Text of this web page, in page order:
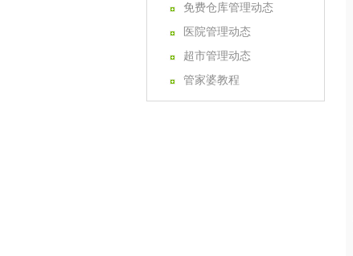
免费仓库管理动态
医院管理动态
超市管理动态
管家婆教程